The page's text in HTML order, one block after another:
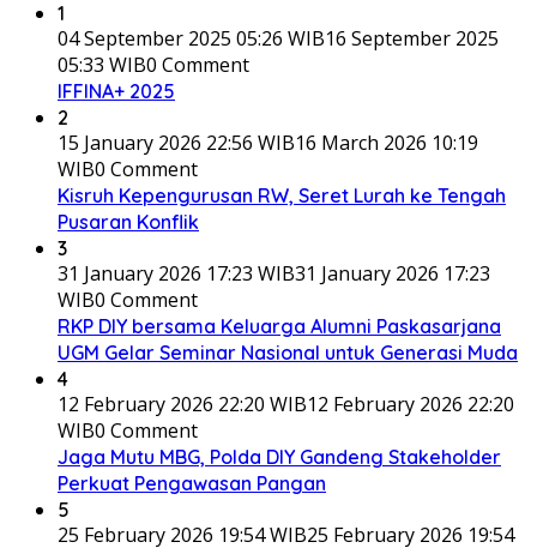
1
04 September 2025 05:26 WIB16 September 2025
05:33 WIB0 Comment
IFFINA+ 2025
2
15 January 2026 22:56 WIB16 March 2026 10:19
WIB0 Comment
Kisruh Kepengurusan RW, Seret Lurah ke Tengah
Pusaran Konflik
3
31 January 2026 17:23 WIB31 January 2026 17:23
WIB0 Comment
RKP DIY bersama Keluarga Alumni Paskasarjana
UGM Gelar Seminar Nasional untuk Generasi Muda
4
12 February 2026 22:20 WIB12 February 2026 22:20
WIB0 Comment
Jaga Mutu MBG, Polda DIY Gandeng Stakeholder
Perkuat Pengawasan Pangan
5
25 February 2026 19:54 WIB25 February 2026 19:54